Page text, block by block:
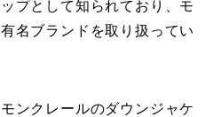
プとして知られており、モ
名ブランドを取り扱ってい
ンクレールのダウンジャケ